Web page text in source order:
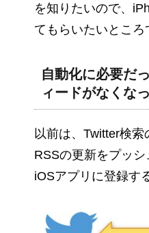
を知りたいので、
てもらいたいところ
自動化に必要だ
ィードがなくな
以前は、Twitter検索
RSSの更新をプッ
iOSアプリに登録す